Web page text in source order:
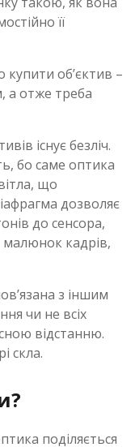
її
об’єктив –
а отже треба
існує безліч.
бо саме оптика
що
дозволяє
до сенсора,
малюнок кадрів,
з іншим
чи не всіх
відстанню.
скла.
поділяється